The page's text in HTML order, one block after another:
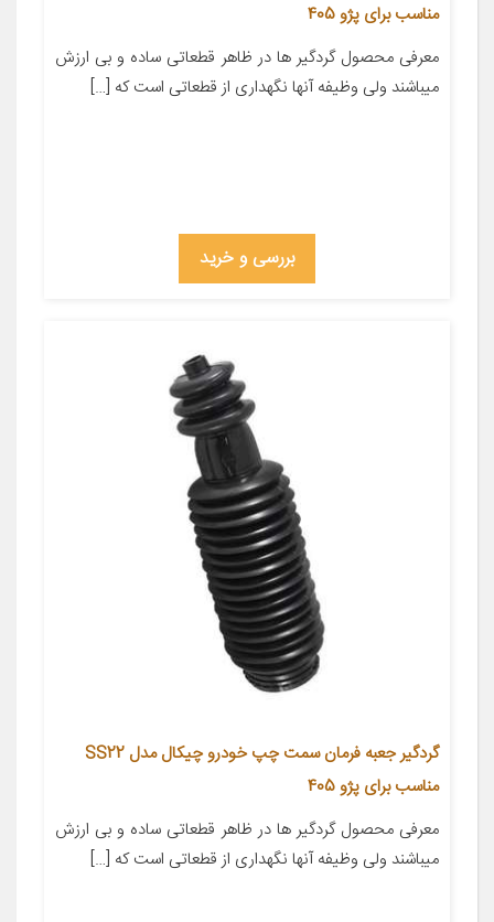
مناسب برای پژو 405
معرفی محصول گردگیر ها در ظاهر قطعاتی ساده و بی ارزش
میباشند ولی وظیفه آنها نگهداری از قطعاتی است که […]
بررسی و خرید
گردگیر جعبه فرمان سمت چپ خودرو چیکال مدل SS22
مناسب برای پژو 405
معرفی محصول گردگیر ها در ظاهر قطعاتی ساده و بی ارزش
میباشند ولی وظیفه آنها نگهداری از قطعاتی است که […]